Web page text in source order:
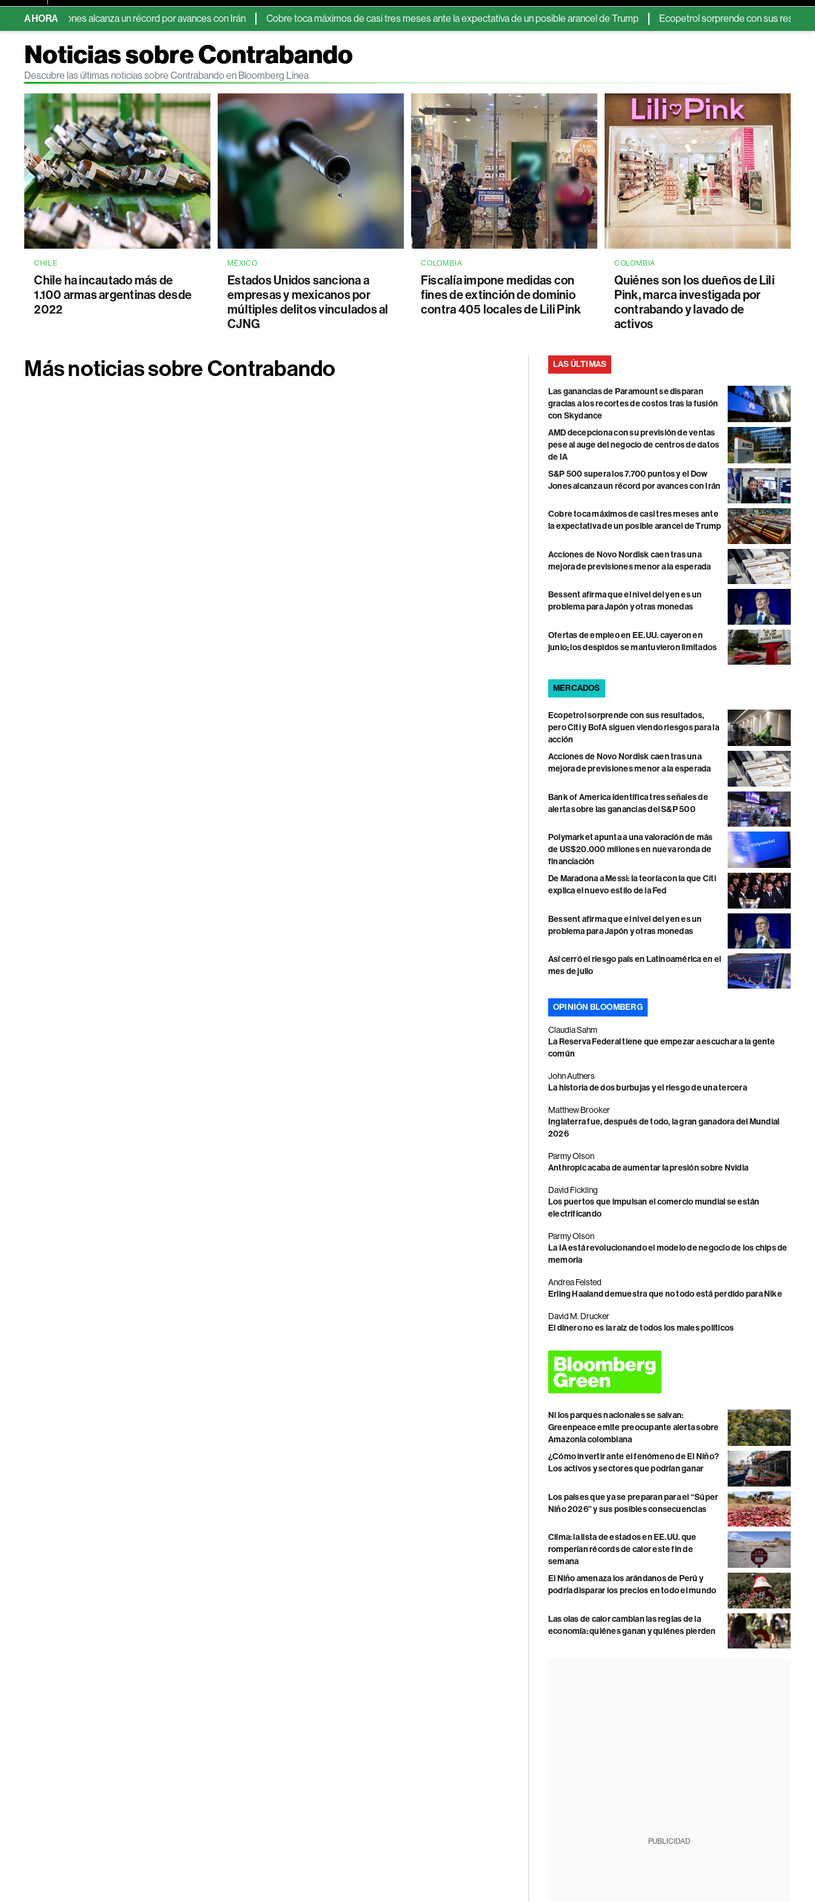
AHORA
Jones alcanza un récord por avances con Irán Cobre toca máximos de casi tres meses ante la expectativa de un posible arancel de Trump Ecopetrol sorprende con sus resultados, pero
Noticias sobre Contrabando
Descubre las últimas noticias sobre Contrabando en Bloomberg Línea
CHILE
Chile ha incautado más de
1.100 armas argentinas desde
2022
MÉXICO
Estados Unidos sanciona a
empresas y mexicanos por
múltiples delitos vinculados al
CJNG
COLOMBIA
Fiscalía impone medidas con
fines de extinción de dominio
contra 405 locales de Lili Pink
COLOMBIA
Quiénes son los dueños de Lili
Pink, marca investigada por
contrabando y lavado de
activos
Más noticias sobre Contrabando LAS ÚLTIMAS
Las ganancias de Paramount se disparan
gracias a los recortes de costos tras la fusión
con Skydance
AMD decepciona con su previsión de ventas
pese al auge del negocio de centros de datos
de IA
S&P 500 supera los 7.700 puntos y el Dow
Jones alcanza un récord por avances con Irán
Cobre toca máximos de casi tres meses ante
la expectativa de un posible arancel de Trump
Acciones de Novo Nordisk caen tras una
mejora de previsiones menor a la esperada
Bessent afirma que el nivel del yen es un
problema para Japón y otras monedas
Ofertas de empleo en EE.UU. cayeron en
junio; los despidos se mantuvieron limitados
MERCADOS
Ecopetrol sorprende con sus resultados,
pero Citi y BofA siguen viendo riesgos para la
acción
Acciones de Novo Nordisk caen tras una
mejora de previsiones menor a la esperada
Bank of America identifica tres señales de
alerta sobre las ganancias del S&P 500
Polymarket apunta a una valoración de más
de US$20.000 millones en nueva ronda de
financiación
De Maradona a Messi: la teoría con la que Citi
explica el nuevo estilo de la Fed
Bessent afirma que el nivel del yen es un
problema para Japón y otras monedas
Así cerró el riesgo país en Latinoamérica en el
mes de julio
OPINIÓN BLOOMBERG
Claudia Sahm
La Reserva Federal tiene que empezar a escuchar a la gente
común
John Authers
La historia de dos burbujas y el riesgo de una tercera
Matthew Brooker
Inglaterra fue, después de todo, la gran ganadora del Mundial
2026
Parmy Olson
Anthropic acaba de aumentar la presión sobre Nvidia
David Fickling
Los puertos que impulsan el comercio mundial se están
electrificando
Parmy Olson
La IA está revolucionando el modelo de negocio de los chips de
memoria
Andrea Felsted
Erling Haaland demuestra que no todo está perdido para Nike
David M. Drucker
El dinero no es la raíz de todos los males políticos
Ni los parques nacionales se salvan:
Greenpeace emite preocupante alerta sobre
Amazonía colombiana
¿Cómo invertir ante el fenómeno de El Niño?
Los activos y sectores que podrían ganar
Los países que ya se preparan para el “Súper
Niño 2026” y sus posibles consecuencias
Clima: la lista de estados en EE.UU. que
romperían récords de calor este fin de
semana
El Niño amenaza los arándanos de Perú y
podría disparar los precios en todo el mundo
Las olas de calor cambian las reglas de la
economía: quiénes ganan y quiénes pierden
PUBLICIDAD